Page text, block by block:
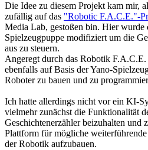
Die Idee zu diesem Projekt kam mir,
zufällig auf das "Robotic F.A.C.E."-
Media Lab, gestoßen bin. Hier wurde
Spielzeugpuppe modifiziert um die
aus zu steuern.
Angeregt durch das Robotik
ebenfalls auf Basis der Yano-
Roboter zu bauen und zu
Ich hatte allerdings nicht vor ein KI-
vielmehr zunächst die Funktionalität
Geschichtenerzähler beizuhalten und
Plattform für mögliche
der Robotik aufzubauen.